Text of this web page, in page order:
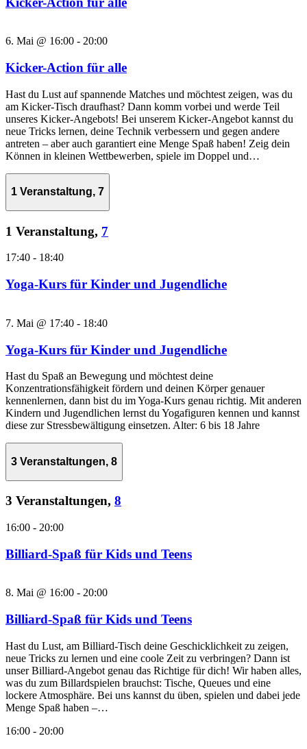
6. Mai @ 16:00 - 20:00
Kicker-Action für alle
Hast du Lust auf spannende Matches und möchtest zeigen, was du
am Kicker-Tisch draufhast? Dann komm vorbei und werde Teil
unseres Kicker-Angebots! Bei unserem Kicker-Angebot kannst du
neue Tricks lernen, deine Technik verbessern und gegen andere
antreten – aber auch garantiert eine Menge Spaß haben! Zeig dein
Können in kleinen Wettbewerben, spiele im Doppel und…
1 Veranstaltung, 7
1 Veranstaltung, 7
17:40 - 18:40
Yoga-Kurs für Kinder und Jugendliche
7. Mai @ 17:40 - 18:40
Yoga-Kurs für Kinder und Jugendliche
Hast du Spaß an Bewegung und möchtest deine
Konzentrationsfähigkeit fördern und deinen Körper genauer
kennenlernen, dann bist du im Yoga-Kurs genau richtig. Mit anderen
Kindern und Jugendlichen lernst du Yogafiguren kennen und kannst
diese zur Stressbewältigung einsetzen. Alter: 6 bis 18 Jahre
3 Veranstaltungen, 8
3 Veranstaltungen, 8
16:00 - 20:00
Billiard-Spaß für Kids und Teens
8. Mai @ 16:00 - 20:00
Billiard-Spaß für Kids und Teens
Hast du Lust, am Billiard-Tisch deine Geschicklichkeit zu zeigen,
neue Tricks zu lernen und eine coole Zeit zu verbringen? Dann ist
unser Billiard-Angebot genau das Richtige für dich! Wir haben alles,
was du zum Billardspielen brauchst: Tische, Queues und eine
lockere Atmosphäre. Bei uns kannst du üben, spielen und dabei jede
Menge Spaß haben –…
16:00 - 20:00